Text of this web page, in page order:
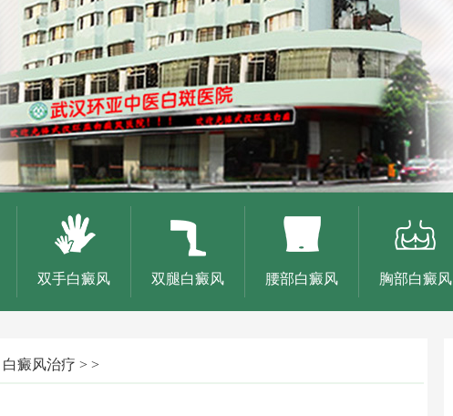
双手白癜风 双腿白癜风 腰部白癜风 胸部白癜风
白癜风治疗 > >